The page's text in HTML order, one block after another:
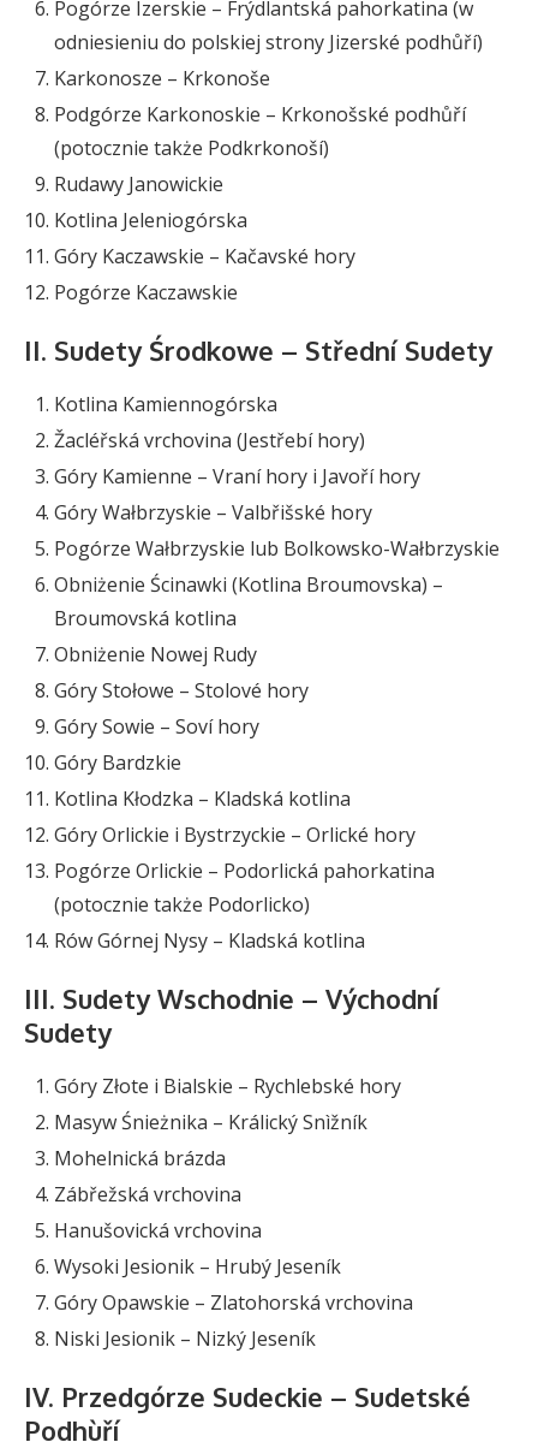
Pogórze Izerskie – Frýdlantská pahorkatina (w
odniesieniu do polskiej strony Jizerské podhůří)
Karkonosze – Krkonoše
Podgórze Karkonoskie – Krkonošské podhůří
(potocznie także Podkrkonoší)
Rudawy Janowickie
Kotlina Jeleniogórska
Góry Kaczawskie – Kačavské hory
Pogórze Kaczawskie
II. Sudety Środkowe – Střední Sudety
Kotlina Kamiennogórska
Žacléřská vrchovina (Jestřebí hory)
Góry Kamienne – Vraní hory i Javoří hory
Góry Wałbrzyskie – Valbřišské hory
Pogórze Wałbrzyskie lub Bolkowsko-Wałbrzyskie
Obniżenie Ścinawki (Kotlina Broumovska) –
Broumovská kotlina
Obniżenie Nowej Rudy
Góry Stołowe – Stolové hory
Góry Sowie – Soví hory
Góry Bardzkie
Kotlina Kłodzka – Kladská kotlina
Góry Orlickie i Bystrzyckie – Orlické hory
Pogórze Orlickie – Podorlická pahorkatina
(potocznie także Podorlicko)
Rów Górnej Nysy – Kladská kotlina
III. Sudety Wschodnie – Východní
Sudety
Góry Złote i Bialskie – Rychlebské hory
Masyw Śnieżnika – Králický Snìžník
Mohelnická brázda
Zábřežská vrchovina
Hanušovická vrchovina
Wysoki Jesionik – Hrubý Jeseník
Góry Opawskie – Zlatohorská vrchovina
Niski Jesionik – Nizký Jeseník
IV. Przedgórze Sudeckie – Sudetské
Podhùří